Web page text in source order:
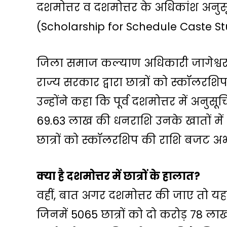
k
a
m
e
दशमोत्तर व दशमोत्तर के अधिकांश
(Scholarship for Schedule Caste
जिला समाज कल्याण अधिकारी
राज्य सरकार द्वारा छात्रों को
उन्होंने कहा कि पूर्व दशमोत्तर में
69.63 लाख की धनराशि उनके खातों में
छात्रों को स्कॉलरशिप की राशि बजट
क्या है दशमोत्तर में छात्रों के हालात?
वहीं, बात अगर दशमोत्तर की जाए तो
जिनमें 5065 छात्रों को दो करोड़ 78